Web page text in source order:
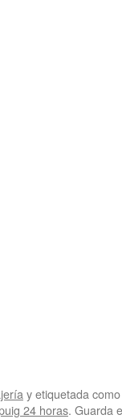
y etiquetada
24 horas. Guarda